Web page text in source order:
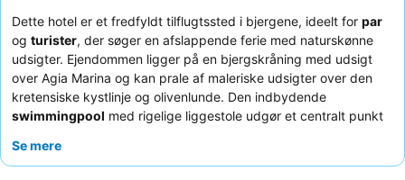
Dette hotel er et fredfyldt tilflugtssted i bjergene, ideelt for par
og turister, der søger en afslappende ferie med naturskønne
udsigter. Ejendommen ligger på en bjergskråning med udsigt
over Agia Marina og kan prale af maleriske udsigter over den
kretensiske kystlinje og olivenlunde. Den indbydende
swimmingpool med rigelige liggestole udgør et centralt punkt
hjælpsomme personale
Se mere